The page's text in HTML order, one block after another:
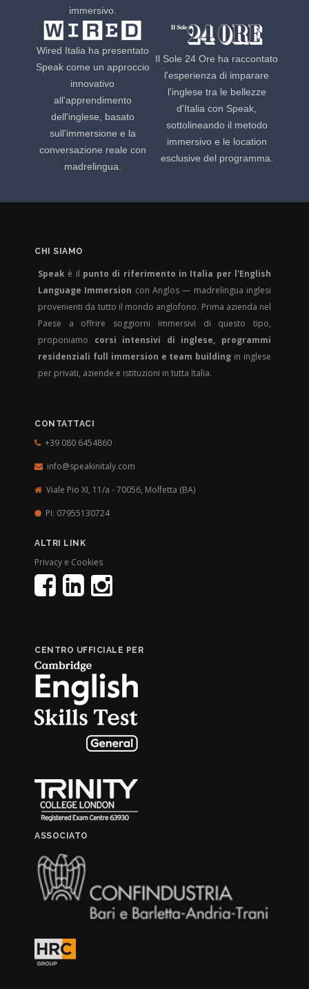
immersivo.
Wired Italia ha presentato
Speak come un approccio
innovativo
all'apprendimento
dell'inglese, basato
sull'immersione e la
conversazione reale con
madrelingua.
Il Sole 24 Ore ha raccontato
l'esperienza di imparare
l'inglese tra le bellezze
d'Italia con Speak,
sottolineando il metodo
immersivo e le location
esclusive del programma.
CHI SIAMO
Speak è il punto di riferimento in Italia per l'English
Language Immersion con Anglos — madrelingua inglesi
provenienti da tutto il mondo anglofono. Prima azienda nel
Paese a offrire soggiorni immersivi di questo tipo,
proponiamo corsi intensivi di inglese, programmi
residenziali full immersion e team building in inglese
per privati, aziende e istituzioni in tutta Italia.
CONTATTACI
+39 080 6454860
info@speakinitaly.com
Viale Pio XI, 11/a - 70056, Molfetta (BA)
PI: 07955130724
ALTRI LINK
Privacy e Cookies
CENTRO UFFICIALE PER
ASSOCIATO